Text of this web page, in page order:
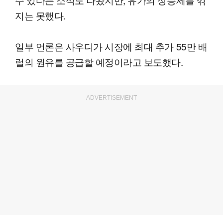
지는 못했다.
일부 언론은 사우디가 시장에 최대 추가 55만 배
럴의 원유를 공급할 예정이라고 보도했다.
ADVERTISEMENT